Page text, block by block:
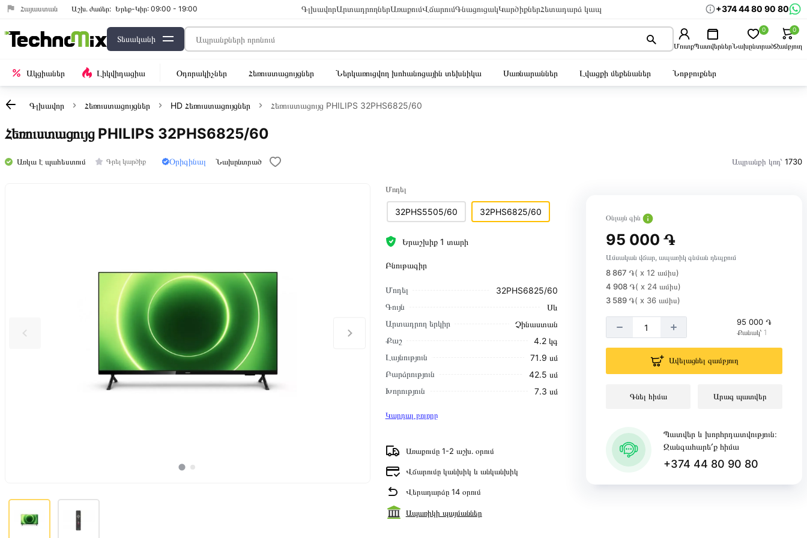
Հայաստան Աշխ․ ժամեր: Երեք-Կիր: 09:00 - 19:00 ԳլխավորԱրտադրողներԱռաքումՎճարումԳնացուցակԿարծիքներՀետադարձ կապ +374 44 80 90 80
Տեսականի
ՄուտքՊատվերներՆախընտրած
0
Զամբյուղ
0
Ակցիաներ Լիկվիդացիա Օդորակիչներ Հեռուստացույցներ Ներկառուցվող խոհանոցային տեխնիկա Սառնարաններ Լվացքի մեքենաներ Նոթբուքներ
Գլխավոր Հեռուստացույցներ HD Հեռուստացույցներ Հեռուստացույց PHILIPS 32PHS6825/60
Հեռուստացույց PHILIPS 32PHS6825/60
Առկա է պահեստում Գրել կարծիք Օրիգինալ Նախընտրած Ապրանքի կոդ՝ 1730
Մոդել
32PHS5505/60 32PHS6825/60
Երաշխիք 1 տարի
Բնութագիր
Մոդել
32PHS6825/60
Գույն
Սև
Արտադրող երկիր
Չինաստան
Քաշ
4․2 կգ
Լայնություն
71․9 սմ
Բարձրություն
42․5 սմ
Խորություն
7․3 սմ
Կարդալ բոլորը
Առաքումը 1-2 աշխ․ օրում
Վճարումը կանխիկ և անկանխիկ
Վերադարձը 14 օրում
Ապառիկի պայմաններ
Օնլայն գին
95 000 ֏
Ամսական վճար, ապառիկ գնման դեպքում
8 867 ֏( x 12 ամիս)
4 908 ֏( x 24 ամիս)
3 589 ֏( x 36 ամիս)
95 000 ֏
Քանակ՝ 1
Ավելացնել զամբյուղ
Գնել հիմա Արագ պատվեր
Պատվեր և խորհրդատվություն։
Զանգահարե՛ք հիմա
+374 44 80 90 80